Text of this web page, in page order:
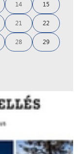
14 15
21 22
28 29